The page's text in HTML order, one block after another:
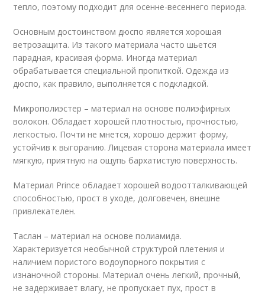
тепло, поэтому подходит для осенне-весеннего периода.
Основным достоинством дюспо является хорошая
ветрозащита. Из такого материала часто шьется
парадная, красивая форма. Иногда материал
обрабатывается специальной пропиткой. Одежда из
дюспо, как правило, выполняется с подкладкой.
Микрополиэстер – материал на основе полиэфирных
волокон. Обладает хорошей плотностью, прочностью,
легкостью. Почти не мнется, хорошо держит форму,
устойчив к выгоранию. Лицевая сторона материала имеет
мягкую, приятную на ощупь бархатистую поверхность.
Материал Prince обладает хорошей водоотталкивающей
способностью, прост в уходе, долговечен, внешне
привлекателен.
Таслан – материал на основе полиамида.
Характеризуется необычной структурой плетения и
наличием пористого водоупорного покрытия с
изнаночной стороны. Материал очень легкий, прочный,
не задерживает влагу, не пропускает пух, прост в